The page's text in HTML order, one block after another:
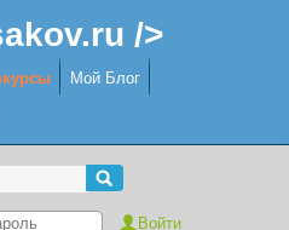
/>
Мой Блог